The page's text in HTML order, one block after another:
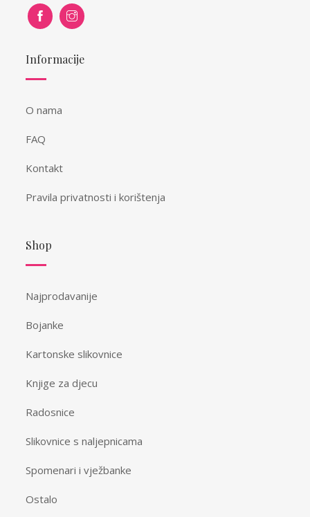
Informacije
O nama
FAQ
Kontakt
Pravila privatnosti i korištenja
Shop
Najprodavanije
Bojanke
Kartonske slikovnice
Knjige za djecu
Radosnice
Slikovnice s naljepnicama
Spomenari i vježbanke
Ostalo